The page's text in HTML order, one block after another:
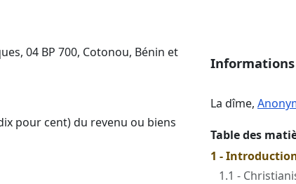
04 BP 700, Cotonou, Bénin et
pour cent) du revenu ou biens
La dîme,
Table des
1 -
1.1 -